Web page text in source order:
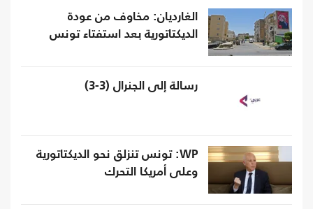
الغارديان: مخاوف من عودة
الديكتاتورية بعد استفتاء تونس
رسالة إلى الجنرال (3-3)
WP: تونس تنزلق نحو الديكتاتورية
وعلى أمريكا التحرك